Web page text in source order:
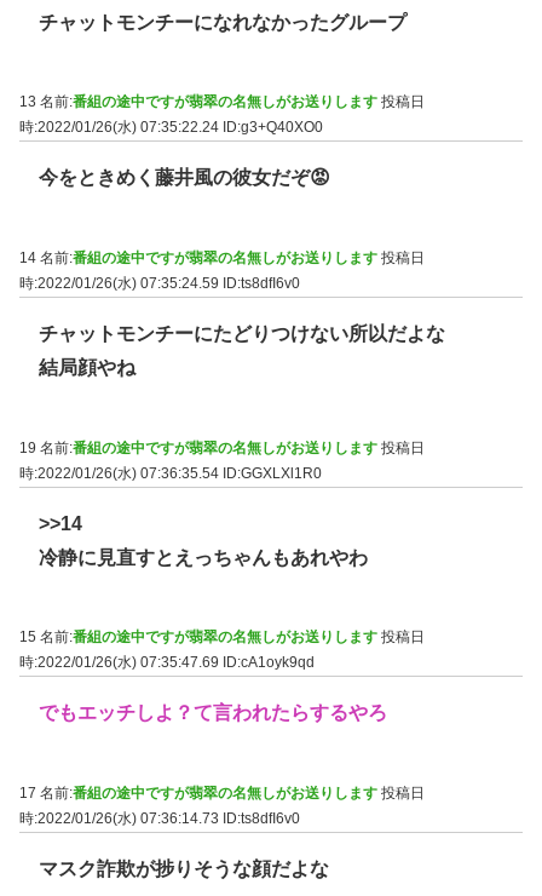
チャットモンチーになれなかったグループ
13 名前:番組の途中ですが翡翠の名無しがお送りします 投稿日
時:2022/01/26(水) 07:35:22.24 ID:g3+Q40XO0
今をときめく藤井風の彼女だぞ😡
14 名前:番組の途中ですが翡翠の名無しがお送りします 投稿日
時:2022/01/26(水) 07:35:24.59
ID:ts8dfI6v0
チャットモンチーにたどりつけない所以だよな
結局顔やね
19 名前:番組の途中ですが翡翠の名無しがお送りします 投稿日
時:2022/01/26(水) 07:36:35.54 ID:GGXLXl1R0
>>14
冷静に見直すとえっちゃんもあれやわ
15 名前:番組の途中ですが翡翠の名無しがお送りします 投稿日
時:2022/01/26(水) 07:35:47.69
ID:cA1oyk9qd
でもエッチしよ？て言われたらするやろ
17 名前:番組の途中ですが翡翠の名無しがお送りします 投稿日
時:2022/01/26(水) 07:36:14.73 ID:ts8dfI6v0
マスク詐欺が捗りそうな顔だよな